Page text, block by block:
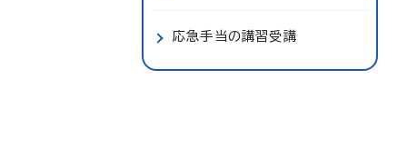
応急手当の講習受講